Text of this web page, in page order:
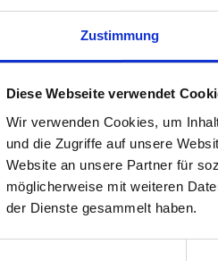
Zustimmung
Diese Webseite verwendet
Wir verwenden Cookies, um
und die Zugriffe auf unsere
Website an unsere Partner für
möglicherweise mit weiteren
der Dienste gesammelt haben.